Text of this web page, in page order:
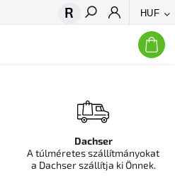
HUF
Keresés
Dachser
A túlméretes szállítmányokat
a Dachser szállítja ki Önnek.